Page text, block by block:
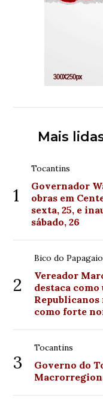
Mais
1
Tocantins
Governador
obras em
sexta, 25, e
sábado, 26
2
Bico do Papagaio
Vereador
destaca
Republicanos
como forte
3
Tocantins
Governo do